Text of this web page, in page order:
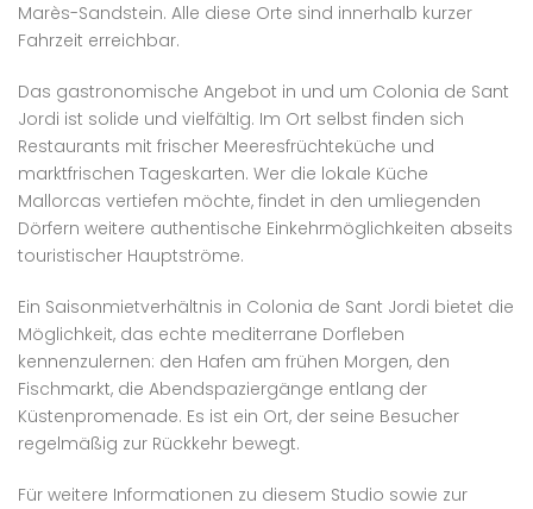
Marès-Sandstein. Alle diese Orte sind innerhalb kurzer
Fahrzeit erreichbar.
Das gastronomische Angebot in und um Colonia de Sant
Jordi ist solide und vielfältig. Im Ort selbst finden sich
Restaurants mit frischer Meeresfrüchteküche und
marktfrischen Tageskarten. Wer die lokale Küche
Mallorcas vertiefen möchte, findet in den umliegenden
Dörfern weitere authentische Einkehrmöglichkeiten abseits
touristischer Hauptströme.
Ein Saisonmietverhältnis in Colonia de Sant Jordi bietet die
Möglichkeit, das echte mediterrane Dorfleben
kennenzulernen: den Hafen am frühen Morgen, den
Fischmarkt, die Abendspaziergänge entlang der
Küstenpromenade. Es ist ein Ort, der seine Besucher
regelmäßig zur Rückkehr bewegt.
Für weitere Informationen zu diesem Studio sowie zur